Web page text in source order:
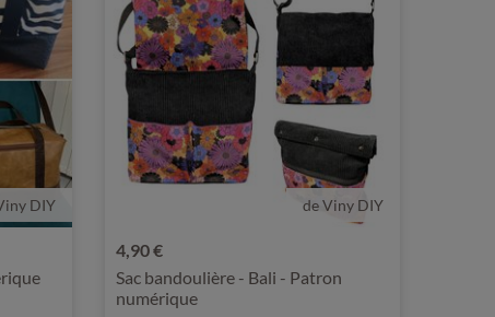
DIY de Viny DIY
4,90 €
Sac bandoulière - Bali - Patron
numérique